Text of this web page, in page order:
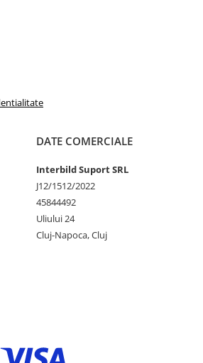
DATE COMERCIALE
Interbild Suport SRL
J12/1512/2022
45844492
Uliului 24
Cluj-Napoca, Cluj